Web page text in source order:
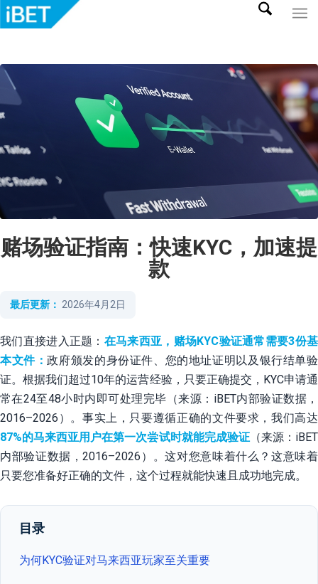
赌场验证指南：快速KYC，加速提
款
最后更新： 2026年4月2日
我们直接进入正题： 在马来西亚，赌场KYC验证通常需要3份基
本文件：政府颁发的身份证件、您的地址证明以及银行结单验
证。根据我们超过10年的运营经验，只要正确提交，KYC申请通
常在24至48小时内即可处理完毕（来源：iBET内部验证数据，
2016–2026）。事实上，只要遵循正确的文件要求，我们高达
87%的马来西亚用户在第一次尝试时就能完成验证（来源：iBET
内部验证数据，2016–2026）。这对您意味着什么？这意味着
只要您准备好正确的文件，这个过程就能快速且成功地完成。
目录
为何KYC验证对马来西亚玩家至关重要